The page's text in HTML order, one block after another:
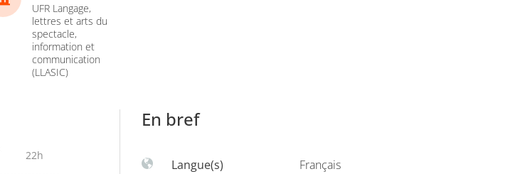
UFR Langage,
lettres et arts du
spectacle,
information et
communication
(LLASIC)
22h
En bref
Langue(s)
Français